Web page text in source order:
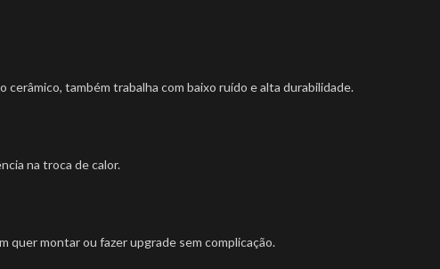
também trabalha com baixo ruído e alta durabilidade.
na troca de calor.
quer montar ou fazer upgrade sem complicação.